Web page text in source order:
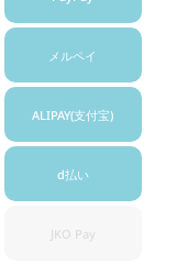
メルペイ
ALIPAY(支付宝)
d払い
JKO Pay